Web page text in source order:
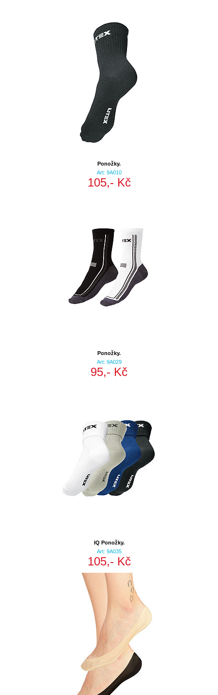
Ponožky.
Art: 9A010
105,- Kč
Ponožky.
Art: 9A029
95,- Kč
IQ Ponožky.
Art: 9A035
105,- Kč